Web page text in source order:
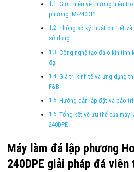
Giới thiệu về thương hiệu
phương IM-240DPE
Thông số kỹ thuật chi tiết
sử dụng
Công nghệ tạo đá ô kín tinh
đại
Giá trị kinh tế và ứng dụng
F&B
Hướng dẫn lắp đặt và bảo
Tổng kết về ưu thế của máy
240DPE
Máy làm đá lập phương
240DPE giải pháp đá